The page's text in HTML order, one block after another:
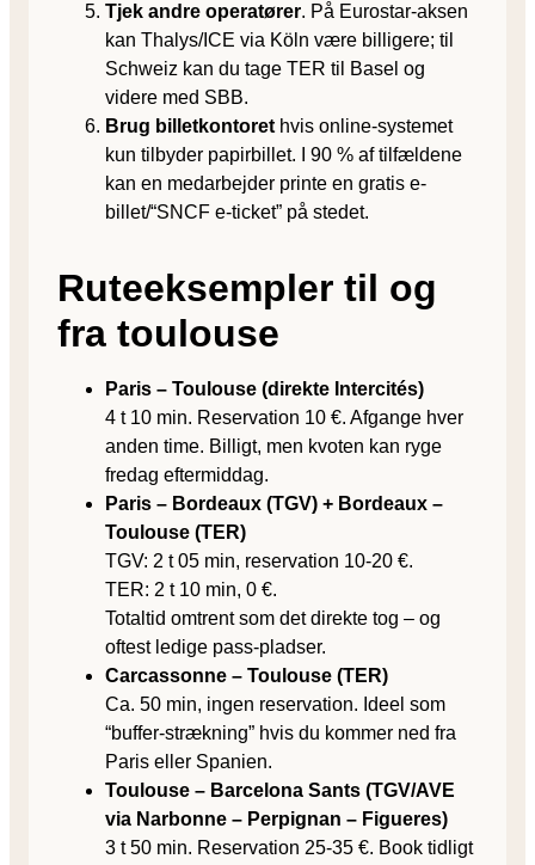
Tjek andre operatører. På Eurostar-aksen
kan Thalys/ICE via Köln være billigere; til
Schweiz kan du tage TER til Basel og
videre med SBB.
Brug billetkontoret hvis online-systemet
kun tilbyder papirbillet. I 90 % af tilfældene
kan en medarbejder printe en gratis e-
billet/“SNCF e-ticket” på stedet.
Ruteeksempler til og
fra toulouse
Paris – Toulouse (direkte Intercités)
4 t 10 min. Reservation 10 €. Afgange hver
anden time. Billigt, men kvoten kan ryge
fredag eftermiddag.
Paris – Bordeaux (TGV) + Bordeaux –
Toulouse (TER)
TGV: 2 t 05 min, reservation 10-20 €.
TER: 2 t 10 min, 0 €.
Totaltid omtrent som det direkte tog – og
oftest ledige pass-pladser.
Carcassonne – Toulouse (TER)
Ca. 50 min, ingen reservation. Ideel som
“buffer-strækning” hvis du kommer ned fra
Paris eller Spanien.
Toulouse – Barcelona Sants (TGV/AVE
via Narbonne – Perpignan – Figueres)
3 t 50 min. Reservation 25-35 €. Book tidligt